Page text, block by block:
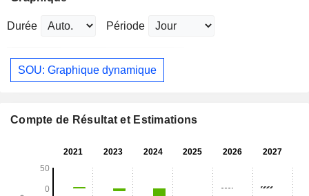
Durée Période
SOU: Graphique dynamique
Compte de Résultat et Estimations